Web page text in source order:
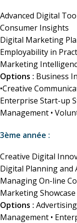
Advanced Digital
Consumer Insights
Digital Marketing
Employability in
Marketing
Options : Business
•Creative
Enterprise Start-up
Management •
3ème année :
Creative Digital
Digital Planning and
Managing On-line
Marketing Showcase
Options :
Management •